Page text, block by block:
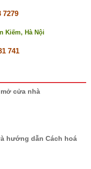
7279
Kiếm, Hà Nội
741
cửa nhà
hướng dẫn Cách hoá